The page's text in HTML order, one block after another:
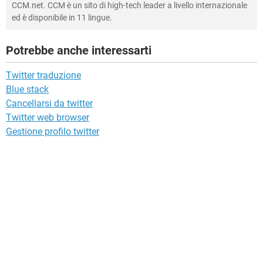
CCM.net. CCM è un sito di high-tech leader a livello internazionale
ed è disponibile in 11 lingue.
Potrebbe anche interessarti
Twitter traduzione
Blue stack
Cancellarsi da twitter
Twitter web browser
Gestione profilo twitter